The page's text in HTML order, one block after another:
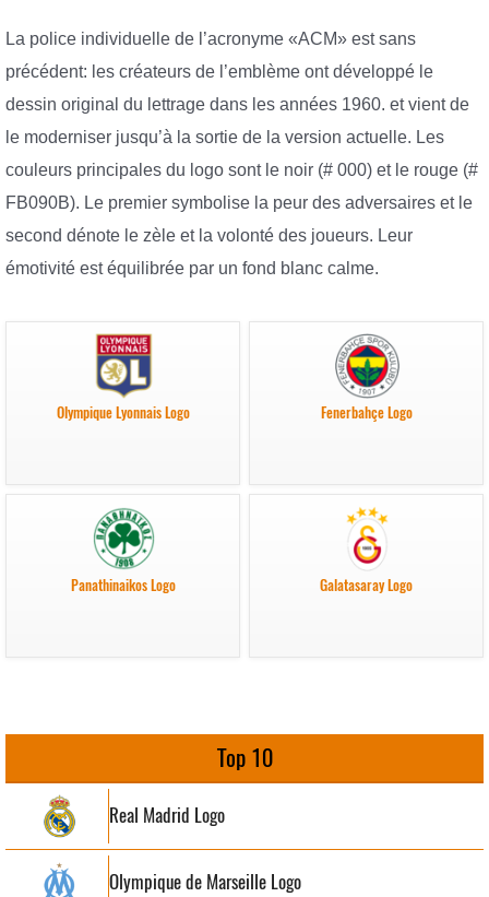
La police individuelle de l’acronyme «ACM» est sans
précédent: les créateurs de l’emblème ont développé le
dessin original du lettrage dans les années 1960. et vient de
le moderniser jusqu’à la sortie de la version actuelle. Les
couleurs principales du logo sont le noir (# 000) et le rouge (#
FB090B). Le premier symbolise la peur des adversaires et le
second dénote le zèle et la volonté des joueurs. Leur
émotivité est équilibrée par un fond blanc calme.
Olympique Lyonnais Logo Fenerbahçe Logo
Panathinaikos Logo Galatasaray Logo
Top 10
Real Madrid Logo
Olympique de Marseille Logo